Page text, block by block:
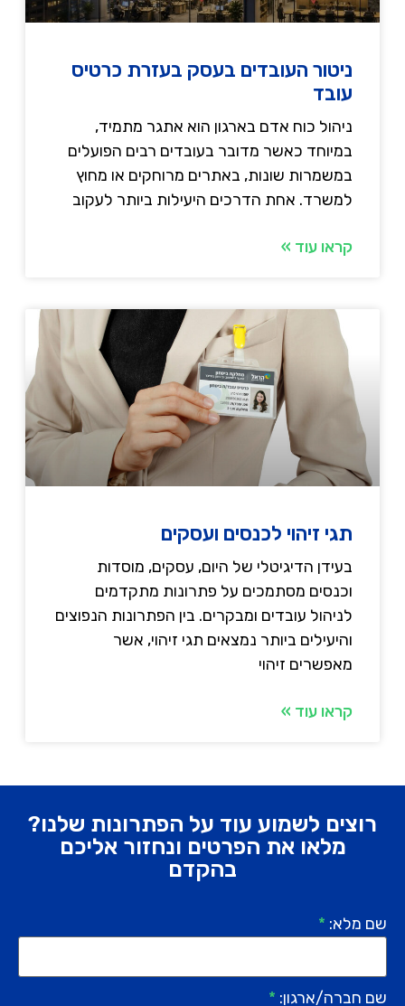
ניטור העובדים בעסק בעזרת כרטיס
עובד
ניהול כוח אדם בארגון הוא אתגר מתמיד,
במיוחד כאשר מדובר בעובדים רבים הפועלים
במשמרות שונות, באתרים מרוחקים או מחוץ
למשרד. אחת הדרכים היעילות ביותר לעקוב
קראו עוד »
תגי זיהוי לכנסים ועסקים
בעידן הדיגיטלי של היום, עסקים, מוסדות
וכנסים מסתמכים על פתרונות מתקדמים
לניהול עובדים ומבקרים. בין הפתרונות הנפוצים
והיעילים ביותר נמצאים תגי זיהוי, אשר
מאפשרים זיהוי
קראו עוד »
רוצים לשמוע עוד על הפתרונות שלנו?
מלאו את הפרטים ונחזור אליכם
בהקדם
שם מלא: *
שם חברה/ארגון: *